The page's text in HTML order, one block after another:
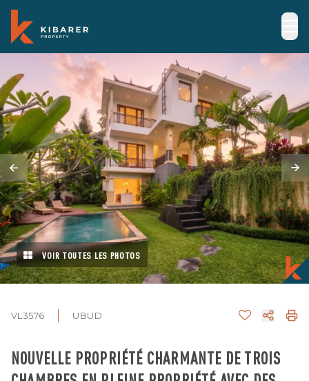
VOIR TOUTES LES PHOTOS
VL3576 UBUD
NOUVELLE PROPRIÉTÉ CHARMANTE DE TROIS